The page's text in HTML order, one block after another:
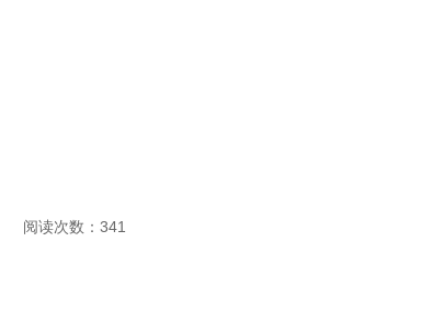
阅读次数：341